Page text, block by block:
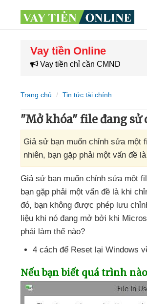
Vay tiền Online
Vay tiền chỉ cần CMND
Trang chủ Tin tức tài chính
"Mở khóa" file đang
Giả sử bạn muốn chỉnh sửa một
nhiên, bạn gặp phải một vấn đề
Giả sử bạn muốn chỉnh sửa một
bạn gặp phải một vấn đề là khi
đó, bạn không được phép lưu
liệu khi nó đang mở bởi khi
phải làm thế nào?
4 cách để Reset lại Windows
Nếu bạn biết quá trình